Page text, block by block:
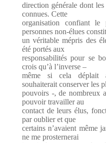
direction générale dont
connues. Cette
organisation confiant
personnes non-élues
un véritable mépris des
été portés aux
responsabilités pour se
crois qu’à l’inverse –
même si cela déplait
souhaiterait conserver les
pouvoirs -, de nombreux
pouvoir travailler au
contact de leurs élus,
par oublier et que
certains n’avaient même
ne me prosternerai